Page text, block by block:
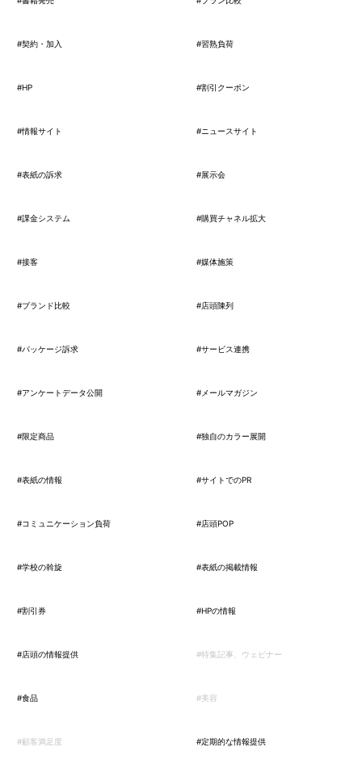
#契約・加入 #習熟負荷
#HP #割引クーポン
#情報サイト #ニュースサイト
#表紙の訴求 #展示会
#課金システム #購買チャネル拡大
#接客 #媒体施策
#ブランド比較 #店頭陳列
#パッケージ訴求 #サービス連携
#アンケートデータ公開 #メールマガジン
#限定商品 #独自のカラー展開
#表紙の情報 #サイトでのPR
#コミュニケーション負荷 #店頭POP
#学校の斡旋 #表紙の掲載情報
#割引券 #HPの情報
#店頭の情報提供 #特集記事、ウェビナー
#食品 #美容
#顧客満足度 #定期的な情報提供